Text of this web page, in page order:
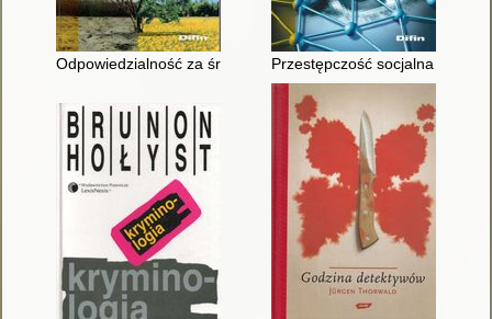
Odpowiedzialność za środowisko z perspektywy prawa,
Przestępczość socjalna : z